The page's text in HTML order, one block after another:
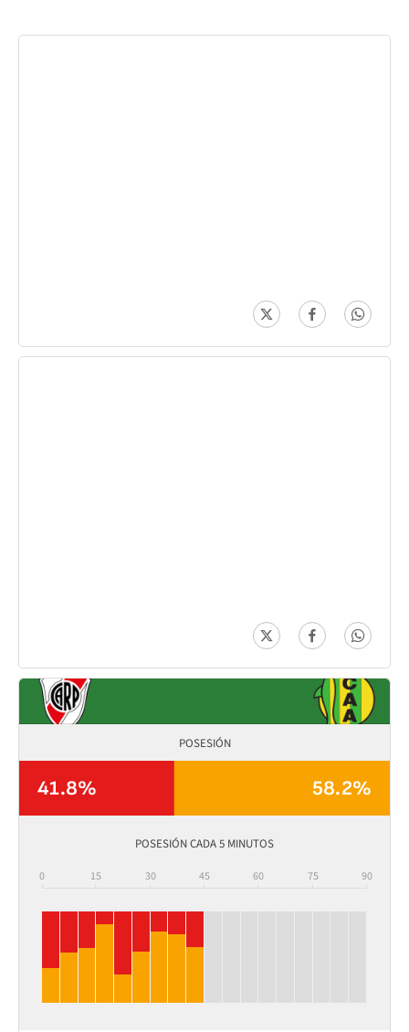
POSESIÓN
41.8% 58.2%
POSESIÓN CADA 5 MINUTOS
0 15 30 45 60 75 90